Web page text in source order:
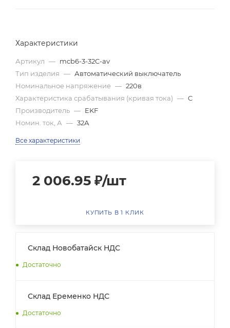
Характеристики
Артикул — mcb6-3-32C-av
Тип изделия — Автоматический выключатель
Номинальное напряжение — 220в
Характеристика срабатывания (кривая тока) — C
Производитель — EKF
Номин. ток, А — 32А
Все характеристики
2 006.95 ₽/шт
КУПИТЬ В 1 КЛИК
Склад Новобатайск НДС
Достаточно
Склад Еременко НДС
Достаточно